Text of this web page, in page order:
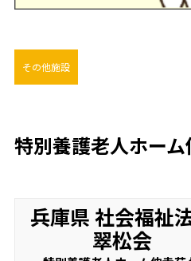
その他施設
特別養護老人ホー
兵庫県 社会福祉
翠松会